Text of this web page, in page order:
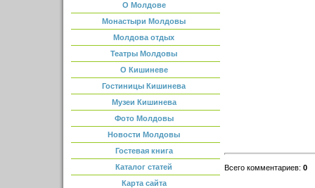
О Молдове
Монастыри Молдовы
Молдова отдых
Театры Молдовы
О Кишиневе
Гостиницы Кишинева
Музеи Кишинева
Фото Молдовы
Новости Молдовы
Гостевая книга
Каталог статей
Карта сайта
Всего комментариев: 0